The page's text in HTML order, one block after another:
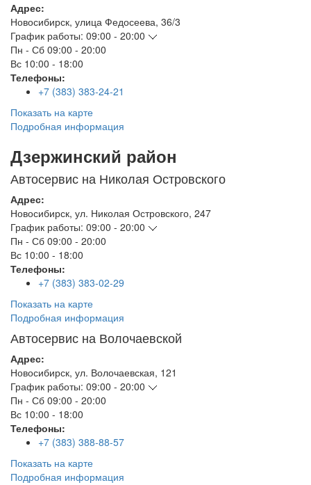
Адрес:
Новосибирск, улица Федосеева, 36/3
График работы: 09:00 - 20:00
Пн - Сб 09:00 - 20:00
Вс 10:00 - 18:00
Телефоны:
+7 (383) 383-24-21
Показать на карте
Подробная информация
Дзержинский район
Автосервис на Николая Островского
Адрес:
Новосибирск, ул. Николая Островского, 247
График работы: 09:00 - 20:00
Пн - Сб 09:00 - 20:00
Вс 10:00 - 18:00
Телефоны:
+7 (383) 383-02-29
Показать на карте
Подробная информация
Автосервис на Волочаевской
Адрес:
Новосибирск, ул. Волочаевская, 121
График работы: 09:00 - 20:00
Пн - Сб 09:00 - 20:00
Вс 10:00 - 18:00
Телефоны:
+7 (383) 388-88-57
Показать на карте
Подробная информация